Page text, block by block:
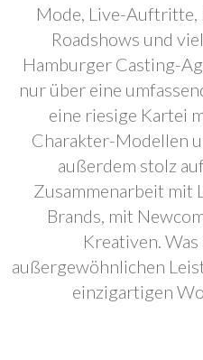
Mode, Live-Auftritte,
Roadshows und
Hamburger Casting-
nur über eine
eine riesige Kartei
Charakter-Modellen
außerdem stolz
Zusammenarbeit mit
Brands, mit
Kreativen.
außergewöhnlichen
einzigartigen